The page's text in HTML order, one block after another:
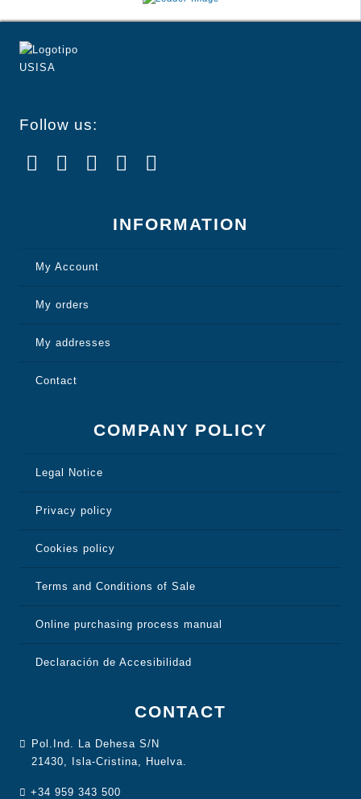
Follow us:
INFORMATION
My Account
My orders
My addresses
Contact
COMPANY POLICY
Legal Notice
Privacy policy
Cookies policy
Terms and Conditions of Sale
Online purchasing process manual
Declaración de Accesibilidad
CONTACT
Pol.Ind. La Dehesa S/N
21430, Isla-Cristina, Huelva.
+34 959 343 500